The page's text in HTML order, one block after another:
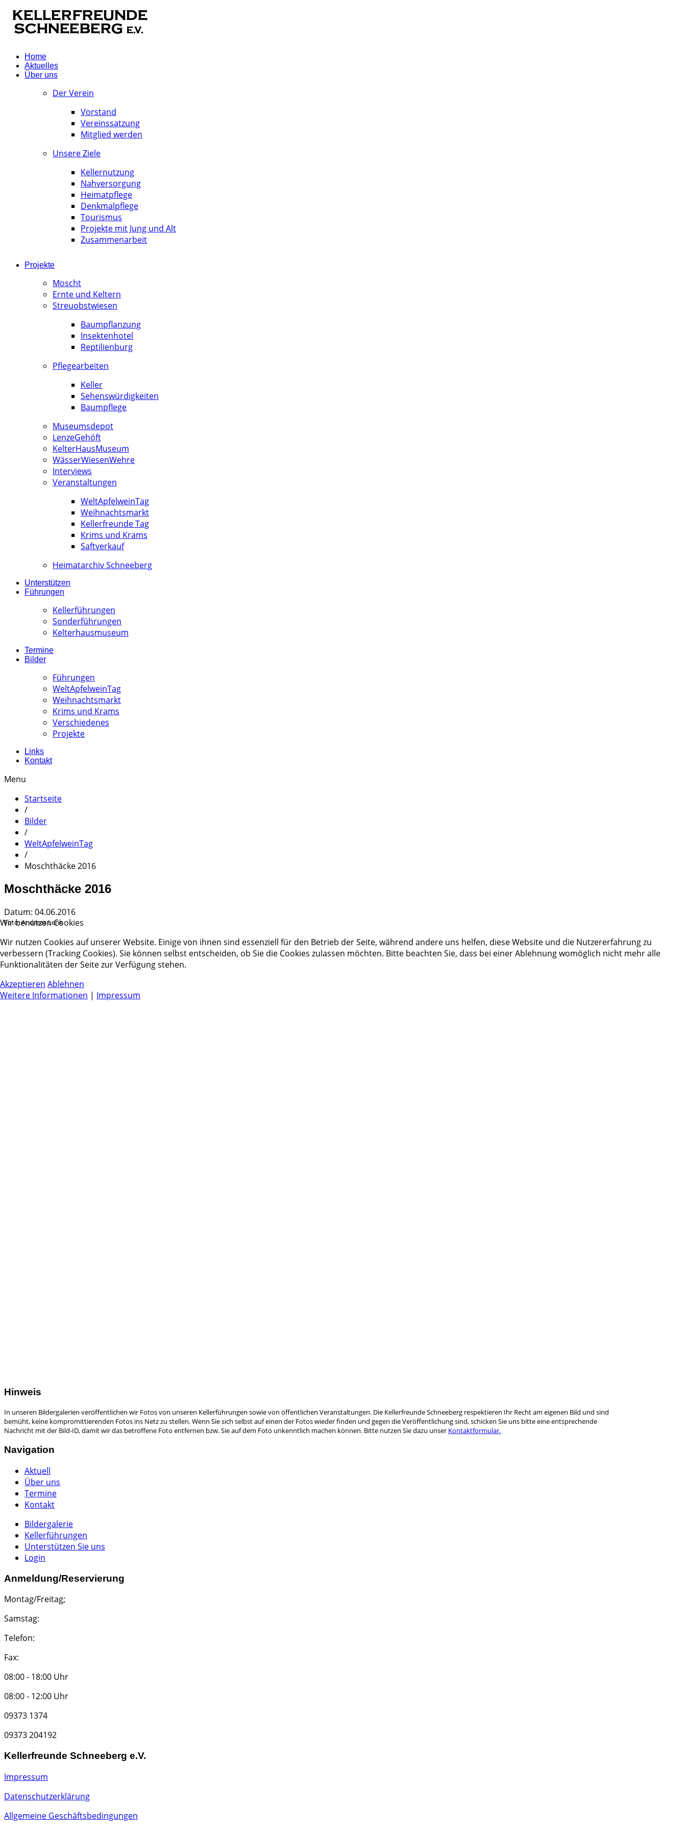
Home
Aktuelles
Über uns
Der Verein
Vorstand
Vereinssatzung
Mitglied werden
Unsere Ziele
Kellernutzung
Nahversorgung
Heimatpflege
Denkmalpflege
Tourismus
Projekte mit Jung und Alt
Zusammenarbeit
Projekte
Moscht
Ernte und Keltern
Streuobstwiesen
Baumpflanzung
Insektenhotel
Reptilienburg
Pflegearbeiten
Keller
Sehenswürdigkeiten
Baumpflege
Museumsdepot
LenzeGehöft
KelterHausMuseum
WässerWiesenWehre
Interviews
Veranstaltungen
WeltApfelweinTag
Weihnachtsmarkt
Kellerfreunde Tag
Krims und Krams
Saftverkauf
Heimatarchiv Schneeberg
Unterstützen
Führungen
Kellerführungen
Sonderführungen
Kelterhausmuseum
Termine
Bilder
Führungen
WeltApfelweinTag
Weihnachtsmarkt
Krims und Krams
Verschiedenes
Projekte
Links
Kontakt
Menu
Startseite
/
Bilder
/
WeltApfelweinTag
/
Moschthäcke 2016
Moschthäcke 2016
Datum: 04.06.2016
Foto: Andreas Lenk
Hinweis
In unseren Bildergalerien veröffentlichen wir Fotos von unseren Kellerführungen sowie von öffentlichen Veranstaltungen. Die Kellerfreunde Schneeberg respektieren Ihr Recht am eigenen Bild und sind
bemüht, keine kompromittierenden Fotos ins Netz zu stellen. Wenn Sie sich selbst auf einen der Fotos wieder finden und gegen die Veröffentlichung sind, schicken Sie uns bitte eine entsprechende
Nachricht mit der Bild-ID, damit wir das betroffene Foto entfernen bzw. Sie auf dem Foto unkenntlich machen können. Bitte nutzen Sie dazu unser Kontaktformular.
Navigation
Aktuell
Über uns
Termine
Kontakt
Bildergalerie
Kellerführungen
Unterstützen Sie uns
Login
Anmeldung/Reservierung
Montag/Freitag;
Samstag:
Telefon:
Fax:
08:00 - 18:00 Uhr
08:00 - 12:00 Uhr
09373 1374
09373 204192
Kellerfreunde Schneeberg e.V.
Impressum
Datenschutzerklärung
Allgemeine Geschäftsbedingungen
Wir benutzen Cookies
Wir nutzen Cookies auf unserer Website. Einige von ihnen sind essenziell für den Betrieb der Seite, während andere uns helfen, diese Website und die Nutzererfahrung zu
verbessern (Tracking Cookies). Sie können selbst entscheiden, ob Sie die Cookies zulassen möchten. Bitte beachten Sie, dass bei einer Ablehnung womöglich nicht mehr alle
Funktionalitäten der Seite zur Verfügung stehen.
Akzeptieren Ablehnen
Weitere Informationen | Impressum